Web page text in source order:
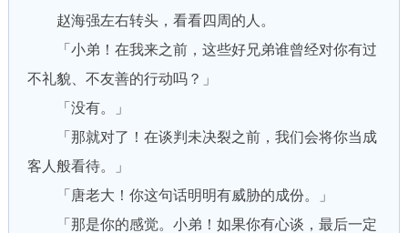
赵海强左右转头，看看四周的人。
「小弟！在我来之前，这些好兄弟谁曾经对你有过
不礼貌、不友善的行动吗？」
「没有。」
「那就对了！在谈判未决裂之前，我们会将你当成
客人般看待。」
「唐老大！你这句话明明有威胁的成份。」
「那是你的感觉。小弟！如果你有心谈，最后一定